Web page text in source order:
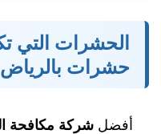
الحشرات التي
حشرات بالرياض
أفضل شركة مكافحة